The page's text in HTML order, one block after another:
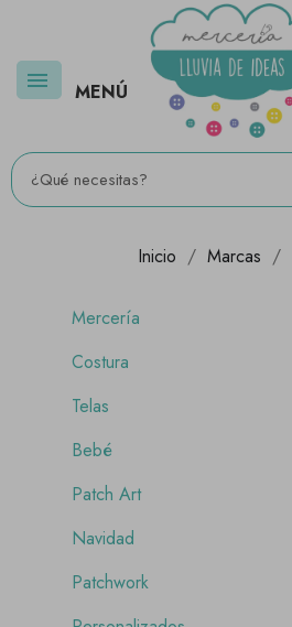
MENÚ
Inicio Marcas
Mercería
Costura
Telas
Bebé
Patch Art
Navidad
Patchwork